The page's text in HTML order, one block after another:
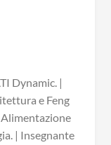
Dynamic. |
e Feng
| Insegnante